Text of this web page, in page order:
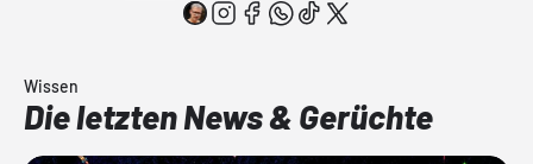
Wissen
Die letzten News & Gerüchte